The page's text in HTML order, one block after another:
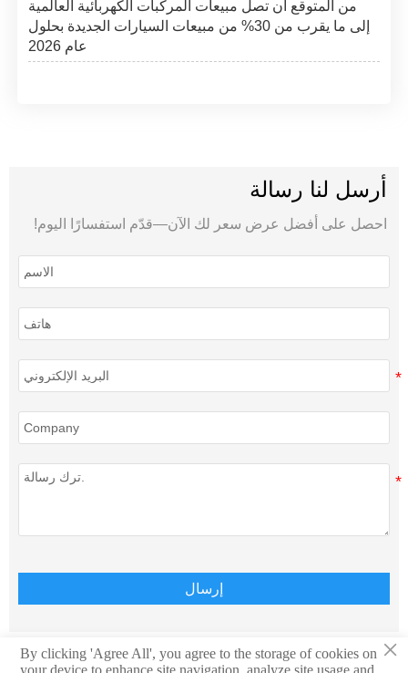
من المتوقع أن تصل مبيعات المركبات الكهربائية العالمية
إلى ما يقرب من 30% من مبيعات السيارات الجديدة بحلول
عام 2026
أرسل لنا رسالة
احصل على أفضل عرض سعر لك الآن—قدّم استفسارًا اليوم!
إرسال
×
By clicking 'Agree All', you agree to the storage of cookies on
your device to enhance site navigation, analyze site usage and